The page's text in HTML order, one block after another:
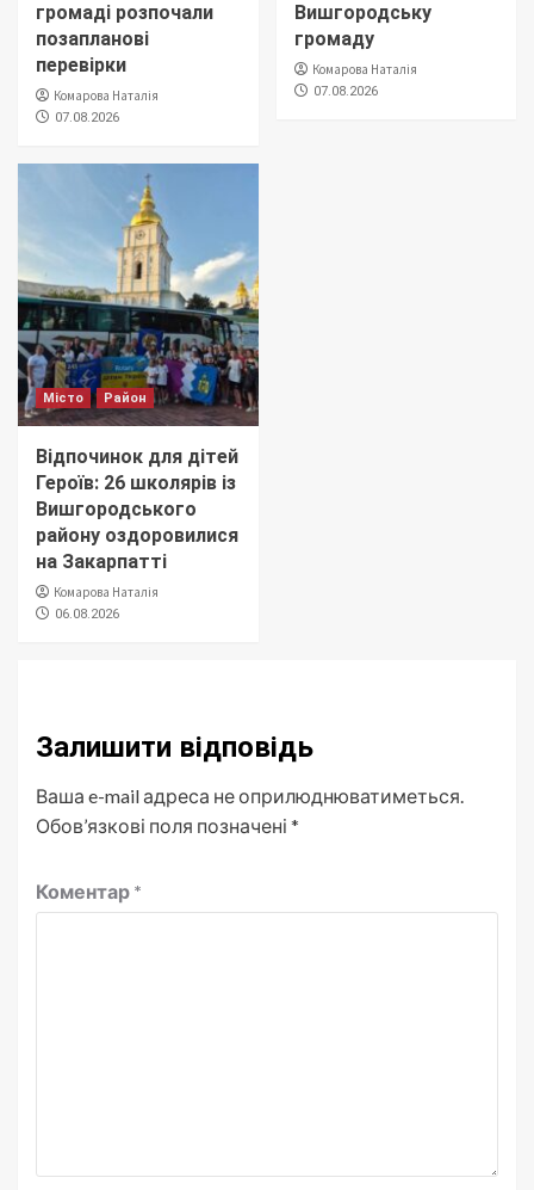
громаді розпочали
позапланові
перевірки
Комарова Наталія
07.08.2026
Вишгородську
громаду
Комарова Наталія
07.08.2026
Місто Район
Відпочинок для дітей
Героїв: 26 школярів із
Вишгородського
району оздоровилися
на Закарпатті
Комарова Наталія
06.08.2026
Залишити відповідь
Ваша e-mail адреса не оприлюднюватиметься.
Обов’язкові поля позначені *
Коментар *